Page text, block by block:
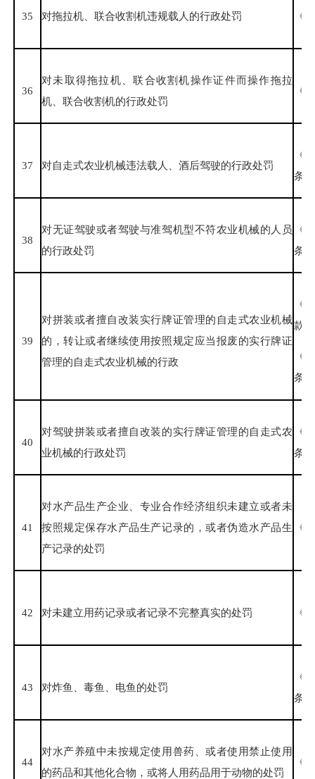
35 对拖拉机、联合收割机违规载人的行政处罚 《
36
对未取得拖拉机、联合收割机操作证件而操作拖拉
机、联合收割机的行政处罚
《
37 对自走式农业机械违法载人、酒后驾驶的行政处罚
《
条
38
对无证驾驶或者驾驶与准驾机型不符农业机械的人员
的行政处罚
《
条
39
对拼装或者擅自改装实行牌证管理的自走式农业机械
的，转让或者继续使用按照规定应当报废的实行牌证
管理的自走式农业机械的行政
《
款
《
条
40
对驾驶拼装或者擅自改装的实行牌证管理的自走式农
业机械的行政处罚
《
条
41
对水产品生产企业、专业合作经济组织未建立或者未
按照规定保存水产品生产记录的，或者伪造水产品生
产记录的处罚
《
42 对未建立用药记录或者记录不完整真实的处罚 《
43 对炸鱼、毒鱼、电鱼的处罚
《
条
44
对水产养殖中未按规定使用兽药、或者使用禁止使用
的药品和其他化合物，或将人用药品用于动物的处罚
《